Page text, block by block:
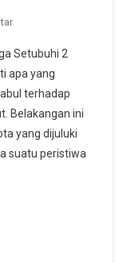
Pada
Kembali
Jadi
Buah
Bibir,
Ayah
Tiri
Setubuhi 2
apa yang
terhadap
Belakangan ini
yang dijuluki
suatu peristiwa